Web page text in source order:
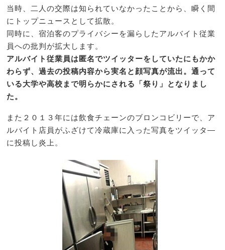
当時、二人の交際は知られていなかったことから、瞬く間
にトップニュースとして拡散。
同時に、宿泊客のプライバシーを漏らしたアルバイト従業
員への批判が拡大します。
アルバイト従業員は匿名でツイッターをしていたにもかか
わらず、過去の投稿内容から実名と顔写真が流出。通って
いる大学や高校まで明らかにされる「祭り」となりまし
た。
また２０１３年には飲食チェーンのブロンコビリーで、ア
ルバイト店員がふざけて冷蔵庫に入った写真をツイッタ―
に投稿し炎上。